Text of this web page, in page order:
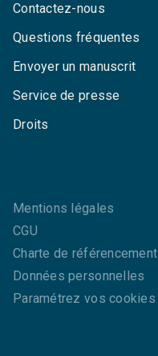
Contactez-nous
Questions fréquentes
Envoyer un manuscrit
Service de presse
Droits
Mentions légales
CGU
Charte de référencement
Données personnelles
Paramétrez vos cookies